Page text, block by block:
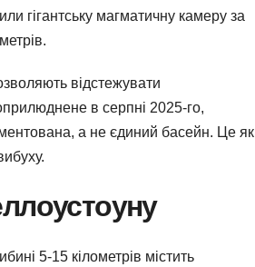
гігантську магматичну камеру за
відстежувати
в серпні 2025-го,
а не єдиний басейн. Це як
5-15 кілометрів містить